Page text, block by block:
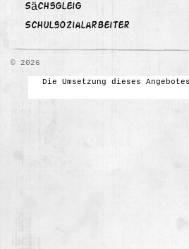
SächsGleiG
Schulsozialarbeiter
© 2026
Die Umsetzung dieses